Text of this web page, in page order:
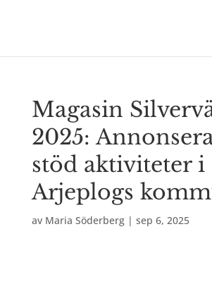
Magasin
2025:
stöd aktiviteter i
Arjeplogs
av Maria Söderberg| sep 6, 2025